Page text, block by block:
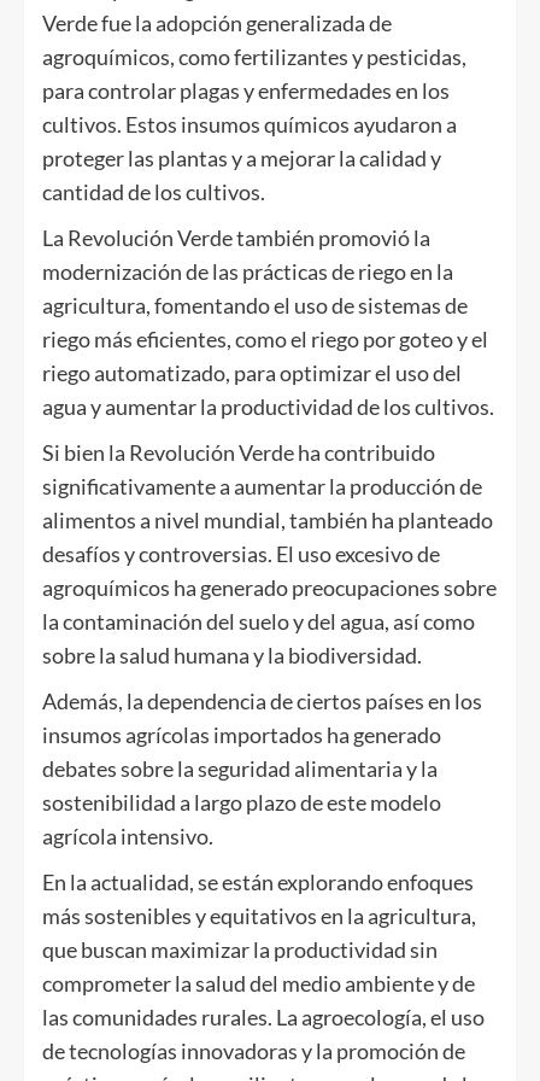
Verde fue la adopción generalizada de
agroquímicos, como fertilizantes y pesticidas,
para controlar plagas y enfermedades en los
cultivos. Estos insumos químicos ayudaron a
proteger las plantas y a mejorar la calidad y
cantidad de los cultivos.
La Revolución Verde también promovió la
modernización de las prácticas de riego en la
agricultura, fomentando el uso de sistemas de
riego más eficientes, como el riego por goteo y el
riego automatizado, para optimizar el uso del
agua y aumentar la productividad de los cultivos.
Si bien la Revolución Verde ha contribuido
significativamente a aumentar la producción de
alimentos a nivel mundial, también ha planteado
desafíos y controversias. El uso excesivo de
agroquímicos ha generado preocupaciones sobre
la contaminación del suelo y del agua, así como
sobre la salud humana y la biodiversidad.
Además, la dependencia de ciertos países en los
insumos agrícolas importados ha generado
debates sobre la seguridad alimentaria y la
sostenibilidad a largo plazo de este modelo
agrícola intensivo.
En la actualidad, se están explorando enfoques
más sostenibles y equitativos en la agricultura,
que buscan maximizar la productividad sin
comprometer la salud del medio ambiente y de
las comunidades rurales. La agroecología, el uso
de tecnologías innovadoras y la promoción de